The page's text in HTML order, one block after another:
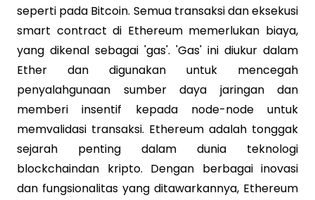
seperti pada Bitcoin. Semua transaksi dan eksekusi
smart contract di Ethereum memerlukan biaya,
yang dikenal sebagai 'gas'. 'Gas' ini diukur dalam
Ether dan digunakan untuk mencegah
penyalahgunaan sumber daya jaringan dan
memberi insentif kepada node-node untuk
memvalidasi transaksi. Ethereum adalah tonggak
sejarah penting dalam dunia teknologi
blockchaindan kripto. Dengan berbagai inovasi
dan fungsionalitas yang ditawarkannya, Ethereum